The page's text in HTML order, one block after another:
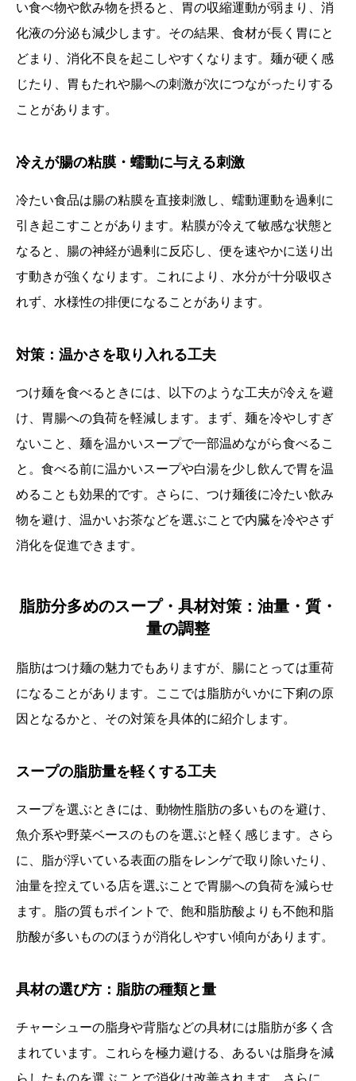
い食べ物や飲み物を摂ると、胃の収縮運動が弱まり、消
化液の分泌も減少します。その結果、食材が長く胃にと
どまり、消化不良を起こしやすくなります。麺が硬く感
じたり、胃もたれや腸への刺激が次につながったりする
ことがあります。
冷えが腸の粘膜・蠕動に与える刺激
冷たい食品は腸の粘膜を直接刺激し、蠕動運動を過剰に
引き起こすことがあります。粘膜が冷えて敏感な状態と
なると、腸の神経が過剰に反応し、便を速やかに送り出
す動きが強くなります。これにより、水分が十分吸収さ
れず、水様性の排便になることがあります。
対策：温かさを取り入れる工夫
つけ麺を食べるときには、以下のような工夫が冷えを避
け、胃腸への負荷を軽減します。まず、麺を冷やしすぎ
ないこと、麺を温かいスープで一部温めながら食べるこ
と。食べる前に温かいスープや白湯を少し飲んで胃を温
めることも効果的です。さらに、つけ麺後に冷たい飲み
物を避け、温かいお茶などを選ぶことで内臓を冷やさず
消化を促進できます。
脂肪分多めのスープ・具材対策：油量・質・
量の調整
脂肪はつけ麺の魅力でもありますが、腸にとっては重荷
になることがあります。ここでは脂肪がいかに下痢の原
因となるかと、その対策を具体的に紹介します。
スープの脂肪量を軽くする工夫
スープを選ぶときには、動物性脂肪の多いものを避け、
魚介系や野菜ベースのものを選ぶと軽く感じます。さら
に、脂が浮いている表面の脂をレンゲで取り除いたり、
油量を控えている店を選ぶことで胃腸への負荷を減らせ
ます。脂の質もポイントで、飽和脂肪酸よりも不飽和脂
肪酸が多いもののほうが消化しやすい傾向があります。
具材の選び方：脂肪の種類と量
チャーシューの脂身や背脂などの具材には脂肪が多く含
まれています。これらを極力避ける、あるいは脂身を減